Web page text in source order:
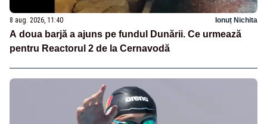
8 aug. 2026, 11:40 Ionuț Nichita
A doua barjă a ajuns pe fundul Dunării. Ce urmează
pentru Reactorul 2 de la Cernavodă